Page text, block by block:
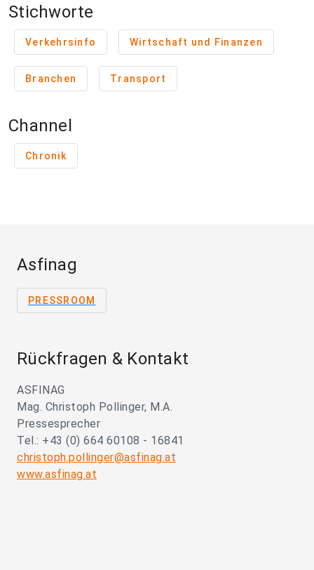
Stichworte
Verkehrsinfo Wirtschaft und Finanzen
Branchen Transport
Channel
Chronik
Asfinag
PRESSROOM
Rückfragen & Kontakt
ASFINAG
Mag. Christoph Pollinger, M.A.
Pressesprecher
Tel.: +43 (0) 664 60108 - 16841
christoph.pollinger@asfinag.at
www.asfinag.at